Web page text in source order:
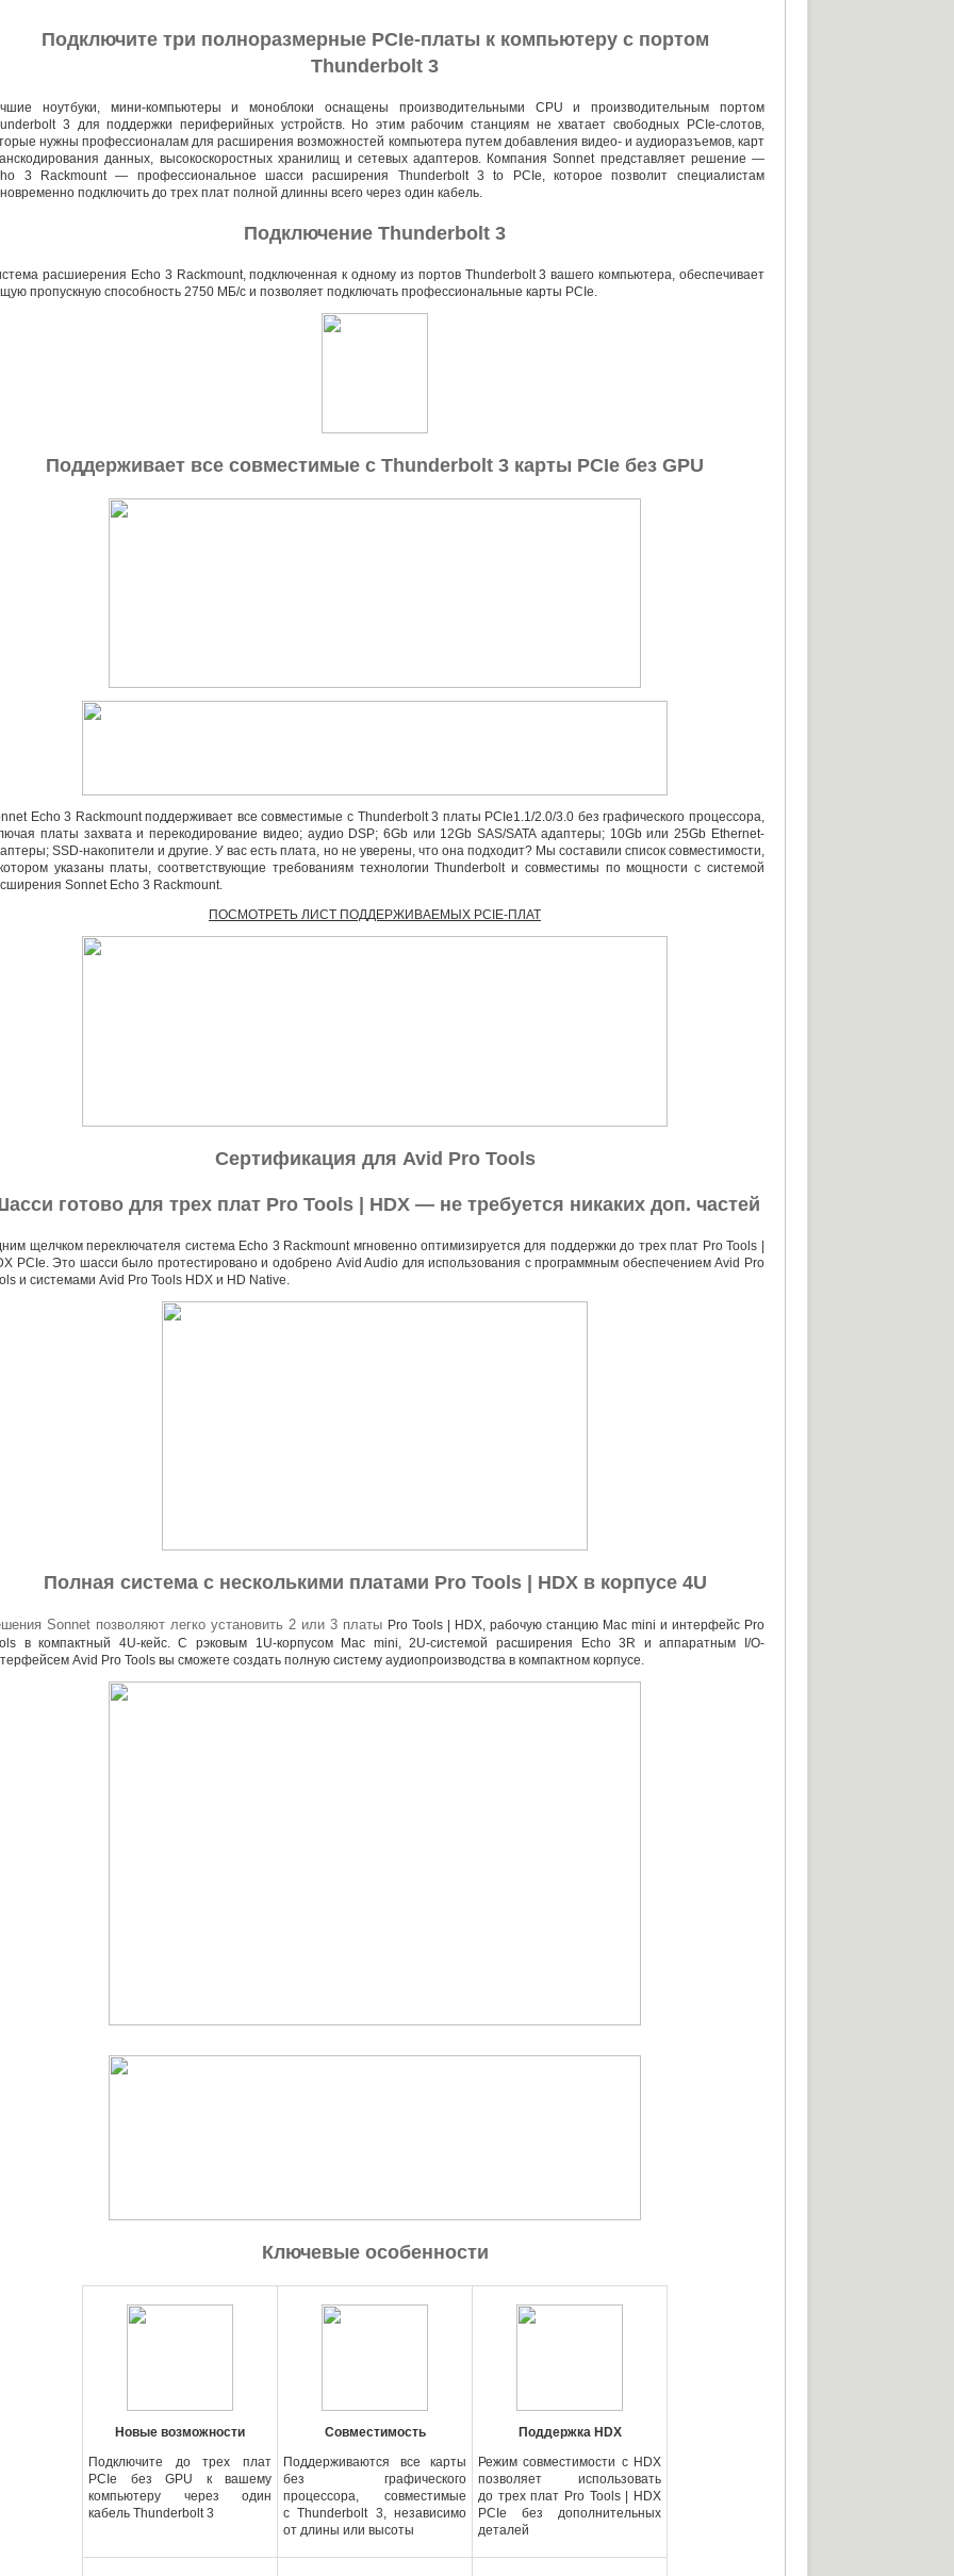
Подключите три полноразмерные PCIe-платы к компьютеру с портом
Thunderbolt 3
ноутбуки мини-компьютеры и моноблоки оснащены производительными CPU и производительным портом
3 для поддержки периферийных устройств. Но этим рабочим станциям не хватает свободных PCIe-слотов,
нужны профессионалам для расширения возможностей компьютера путем добавления видео- и аудиоразъемов, карт
данных
высокоскоростных хранилищ и сетевых адаптеров. Компания Sonnet представляет решение —
3 Rackmount — профессиональное шасси расширения Thunderbolt 3 to PCIe
которое позволит специалистам
подключить до трех плат полной длинны всего через один кабель.
Подключение Thunderbolt 3
расшиерения Echo 3 Rackmount, подключенная к одному из портов Thunderbolt 3 вашего компьютера обеспечивает
пропускную способность 2750 МБ/с и позволяет подключать профессиональные карты PCIe.
Поддерживает все совместимые с Thunderbolt 3 карты PCIe без GPU
Echo 3 Rackmount поддерживает все совместимые с Thunderbolt 3 платы PCIe1.1/2.0/3.0 без графического процессора
платы захвата и перекодирование видео; аудио DSP; 6Gb или 12Gb SAS/SATA адаптеры; 10Gb или 25Gb Ethernet-
SSD-накопители и другие. У вас есть плата но не уверены что она подходит? Мы составили список совместимости
указаны платы
соответствующие требованиям технологии Thunderbolt и совместимы по мощности с системой
Sonnet Echo 3 Rackmount.
ПОСМОТРЕТЬ ЛИСТ ПОДДЕРЖИВАЕМЫХ PCIE-ПЛАТ
Сертификация для Avid Pro Tools
готово для трех плат Pro Tools | HDX — не требуется никаких доп. частей
щелчком переключателя система Echo 3 Rackmount мгновенно оптимизируется для поддержки до трех плат Pro Tools |
PCIe. Это шасси было протестировано и одобрено Avid Audio для использования с программным обеспечением Avid Pro
и системами Avid Pro Tools HDX и HD Native.
Полная система c несколькими платами Pro Tools | HDX в корпусе 4U
Sonnet позволяют легко установить 2 или 3 платы Pro Tools | HDX, рабочую станцию Mac mini и интерфейс Pro
в компактный 4U-кейс. С рэковым 1U-корпусом Mac mini
2U-системой расширения Echo 3R и аппаратным I/O-
Avid Pro Tools вы сможете создать полную систему аудиопроизводства в компактном корпусе.
Ключевые особенности
Новые возможности
Подключите до трех плат
PCIe без GPU к вашему
компьютеру через один
кабель Thunderbolt 3
Совместимость
Поддерживаются все карты
без графического
процессора
совместимые
с Thunderbolt 3
независимо
от длины или высоты
Поддержка HDX
Режим совместимости с HDX
позволяет использовать
до трех плат Pro Tools | HDX
PCIe без дополнительных
деталей